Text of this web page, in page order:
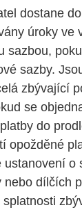
dostane
úroky ve
sazbou,
sazby.
zbývající
se
do
opožděné
o
nebo dílčích